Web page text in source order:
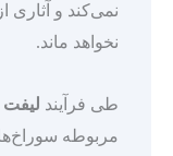
نمی‌کند و آثاری
نخواهد ماند.
طی فرآیند لیفت
مربوطه